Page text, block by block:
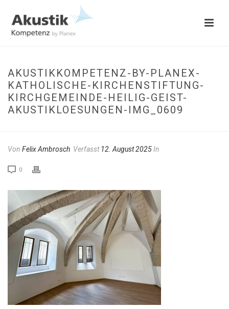
AKUSTIKKOMPETENZ-BY-PLANEX-
KATHOLISCHE-KIRCHENSTIFTUNG-
KIRCHGEMEINDE-HEILIG-GEIST-
AKUSTIKLOESUNGEN-IMG_0609
Von Felix Ambrosch Verfasst12. August 2025In
0